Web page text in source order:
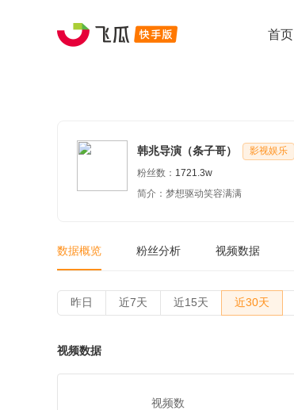
首页
韩兆导演（条子哥）
影视娱乐
粉丝数： 1721.3w
简介：梦想驱动笑容满满
数据概览 粉丝分析 视频数据
昨日 近7天 近15天 近30天
视频数据
视频数